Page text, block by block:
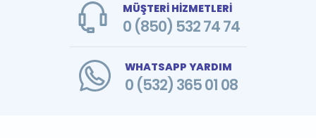
MÜŞTERİ HİZMETLERİ
0 (850) 532 74 74
WHATSAPP YARDIM
0 (532) 365 01 08